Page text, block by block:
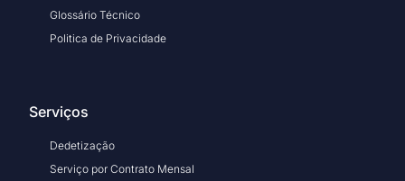
Glossário Técnico
Politica de Privacidade
Serviços
Dedetização
Serviço por Contrato Mensal